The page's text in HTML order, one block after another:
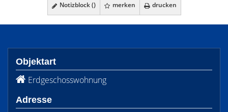
Notizblock () merken drucken
Objektart
Erdgeschosswohnung
Adresse